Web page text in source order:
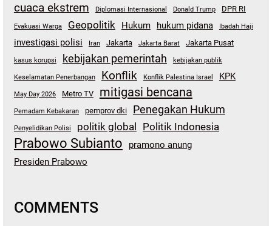
cuaca ekstrem Diplomasi Internasional Donald Trump DPR RI
Evakuasi Warga Geopolitik Hukum hukum pidana Ibadah Haji
investigasi polisi Iran Jakarta Jakarta Barat Jakarta Pusat
kasus korupsi kebijakan pemerintah kebijakan publik
Keselamatan Penerbangan Konflik Konflik Palestina Israel KPK
May Day 2026 Metro TV mitigasi bencana
Pemadam Kebakaran pemprov dki Penegakan Hukum
Penyelidikan Polisi politik global Politik Indonesia
Prabowo Subianto
pramono anung
Presiden Prabowo
COMMENTS